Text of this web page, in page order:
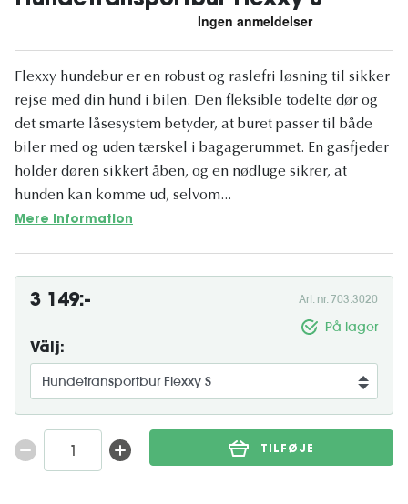
Flexxy hundebur er en robust og raslefri løsning til sikker
rejse med din hund i bilen. Den fleksible todelte dør og
det smarte låsesystem betyder, at buret passer til både
biler med og uden tærskel i bagagerummet. En gasfjeder
holder døren sikkert åben, og en nødluge sikrer, at
hunden kan komme ud, selvom...
Mere information
3 149:- Art. nr. 703.3020
På lager
Välj:
TILFØJE